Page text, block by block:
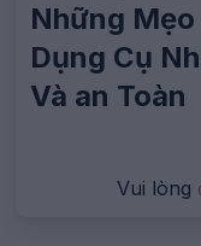
Những
Dụng Cụ
Và an Toàn
Vui lòng